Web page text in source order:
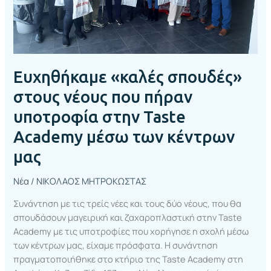
Ευχηθήκαμε «καλές σπουδές»
στους νέους που πήραν
υποτροφία στην Taste
Academy μέσω των κέντρων
μας
Νέα / ΝΙΚΟΛΑΟΣ ΜΗΤΡΟΚΩΣΤΑΣ
Συνάντηση με τις τρείς νέες και τους δύο νέους, που θα
σπουδάσουν μαγειρική και ζαχαροπλαστική στην Taste
Academy με τις υποτροφίες που χορήγησε η σχολή μέσω
των κέντρων μας, είχαμε πρόσφατα. Η συνάντηση
πραγματοποιήθηκε στο κτήριο της Taste Academy στη
στην
Taste
Academy
μέσω
κέντρων
μας